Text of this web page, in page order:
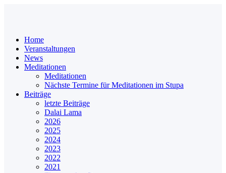
Home
Veranstaltungen
News
Meditationen
Meditationen
Nächste Termine für Meditationen im Stupa
Beiträge
letzte Beiträge
Dalai Lama
2026
2025
2024
2023
2022
2021